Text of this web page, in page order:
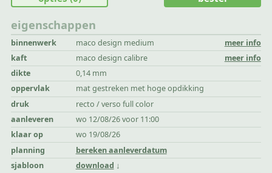
eigenschappen
binnenwerk maco design medium
meer info
kaft
maco design calibre
meer info
dikte
0,14 mm
oppervlak
mat gestreken met hoge opdikking
druk
recto / verso full color
aanleveren
wo 12/08/26 voor 11:00
klaar op
wo 19/08/26
planning
bereken aanleverdatum
sjabloon
download